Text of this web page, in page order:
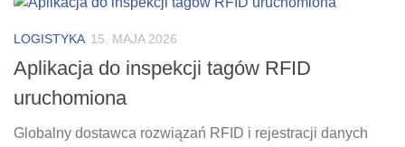
LOGISTYKA 15. MAJA 2026
Aplikacja do inspekcji tagów RFID
uruchomiona
Globalny dostawca rozwiązań RFID i rejestracji danych